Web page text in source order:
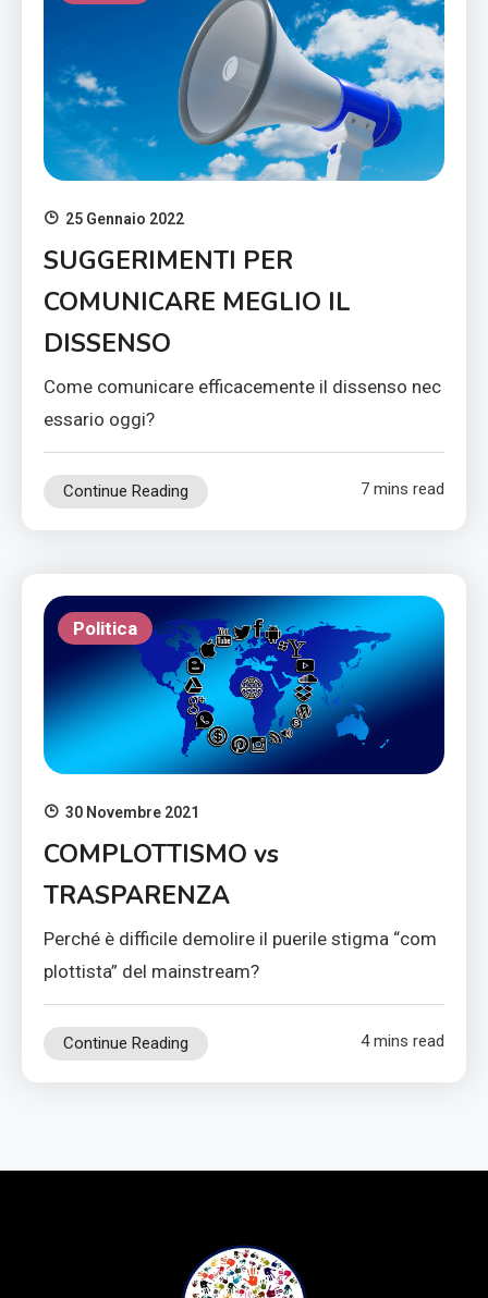
25 Gennaio 2022
SUGGERIMENTI PER
COMUNICARE MEGLIO IL
DISSENSO
Come comunicare efficacemente il dissenso nec
essario oggi?
Continue Reading 7 mins read
Politica
30 Novembre 2021
COMPLOTTISMO vs
TRASPARENZA
Perché è difficile demolire il puerile stigma “com
plottista” del mainstream?
Continue Reading 4 mins read